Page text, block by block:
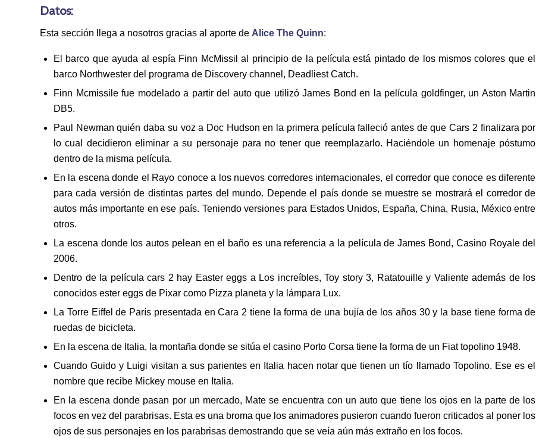
Datos:
Esta sección llega a nosotros gracias al aporte de Alice The Quinn:
El barco que ayuda al espía Finn McMissil al principio de la película está pintado de los mismos colores que el
barco Northwester del programa de Discovery channel, Deadliest Catch.
Finn Mcmissile fue modelado a partir del auto que utilizó James Bond en la película goldfinger, un Aston Martin
DB5.
Paul Newman quién daba su voz a Doc Hudson en la primera película falleció antes de que Cars 2 finalizara por
lo cual decidieron eliminar a su personaje para no tener que reemplazarlo. Haciéndole un homenaje póstumo
dentro de la misma película.
En la escena donde el Rayo conoce a los nuevos corredores internacionales, el corredor que conoce es diferente
para cada versión de distintas partes del mundo. Depende el país donde se muestre se mostrará el corredor de
autos más importante en ese país. Teniendo versiones para Estados Unidos, España, China, Rusia, México entre
otros.
La escena donde los autos pelean en el baño es una referencia a la película de James Bond, Casino Royale del
2006.
Dentro de la película cars 2 hay Easter eggs a Los increíbles, Toy story 3, Ratatouille y Valiente además de los
conocidos ester eggs de Pixar como Pizza planeta y la lámpara Lux.
La Torre Eiffel de París presentada en Cara 2 tiene la forma de una bujía de los años 30 y la base tiene forma de
ruedas de bicicleta.
En la escena de Italia, la montaña donde se sitúa el casino Porto Corsa tiene la forma de un Fiat topolino 1948.
Cuando Guido y Luigi visitan a sus parientes en Italia hacen notar que tienen un tío llamado Topolino. Ese es el
nombre que recibe Mickey mouse en Italia.
En la escena donde pasan por un mercado, Mate se encuentra con un auto que tiene los ojos en la parte de los
focos en vez del parabrisas. Esta es una broma que los animadores pusieron cuando fueron criticados al poner los
ojos de sus personajes en los parabrisas demostrando que se veía aún más extraño en los focos.